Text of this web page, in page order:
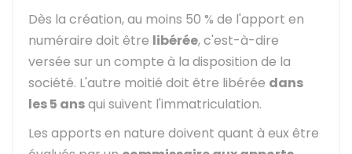
Dès la création, au moins 50 % de l'apport en
numéraire doit être libérée, c'est-à-dire
versée sur un compte à la disposition de la
société. L'autre moitié doit être libérée dans
les 5 ansqui suivent l'immatriculation.
Les apports en nature doivent quant à eux être